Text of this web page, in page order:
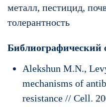
металл, пестицид,
толерантность
Библиографический
Alekshun M.N.,
mechanisms of
resistance // Cell.